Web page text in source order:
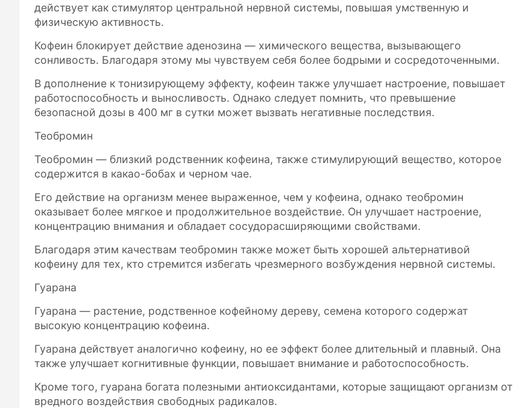
действует как стимулятор центральной нервной системы, повышая умственную и
физическую активность.
Кофеин блокирует действие аденозина — химического вещества, вызывающего
сонливость. Благодаря этому мы чувствуем себя более бодрыми и сосредоточенными.
В дополнение к тонизирующему эффекту, кофеин также улучшает настроение, повышает
работоспособность и выносливость. Однако следует помнить, что превышение
безопасной дозы в 400 мг в сутки может вызвать негативные последствия.
Теобромин
Теобромин — близкий родственник кофеина, также стимулирующий вещество, которое
содержится в какао-бобах и черном чае.
Его действие на организм менее выраженное, чем у кофеина, однако теобромин
оказывает более мягкое и продолжительное воздействие. Он улучшает настроение,
концентрацию внимания и обладает сосудорасширяющими свойствами.
Благодаря этим качествам теобромин также может быть хорошей альтернативой
кофеину для тех, кто стремится избегать чрезмерного возбуждения нервной системы.
Гуарана
Гуарана — растение, родственное кофейному дереву, семена которого содержат
высокую концентрацию кофеина.
Гуарана действует аналогично кофеину, но ее эффект более длительный и плавный. Она
также улучшает когнитивные функции, повышает внимание и работоспособность.
Кроме того, гуарана богата полезными антиоксидантами, которые защищают организм от
вредного воздействия свободных радикалов.